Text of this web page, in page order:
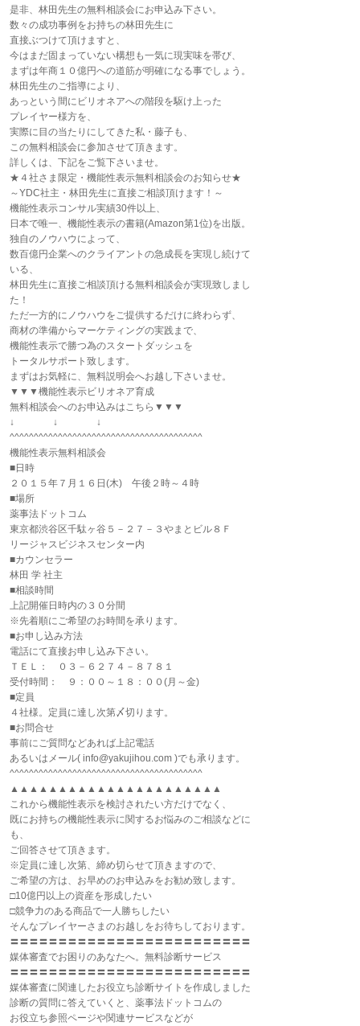
是非、林田先生の無料相談会にお申込み下さい。
数々の成功事例をお持ちの林田先生に
直接ぶつけて頂けますと、
今はまだ固まっていない構想も一気に現実味を帯び、
まずは年商１０億円への道筋が明確になる事でしょう。
林田先生のご指導により、
あっという間にビリオネアへの階段を駆け上った
プレイヤー様方を、
実際に目の当たりにしてきた私・藤子も、
この無料相談会に参加させて頂きます。
詳しくは、下記をご覧下さいませ。
★４社さま限定・機能性表示無料相談会のお知らせ★
～YDC社主・林田先生に直接ご相談頂けます！～
機能性表示コンサル実績30件以上、
日本で唯一、機能性表示の書籍(Amazon第1位)を出版。
独自のノウハウによって、
数百億円企業へのクライアントの急成長を実現し続けて
いる、
林田先生に直接ご相談頂ける無料相談会が実現致しまし
た！
ただ一方的にノウハウをご提供するだけに終わらず、
商材の準備からマーケティングの実践まで、
機能性表示で勝つ為のスタートダッシュを
トータルサポート致します。
まずはお気軽に、無料説明会へお越し下さいませ。
▼▼▼機能性表示ビリオネア育成
無料相談会へのお申込みはこちら▼▼▼
↓ ↓ ↓
^^^^^^^^^^^^^^^^^^^^^^^^^^^^^^^^^^^^^^^^
機能性表示無料相談会
■日時
２０１５年７月１６日(木) 午後２時～４時
■場所
薬事法ドットコム
東京都渋谷区千駄ヶ谷５－２７－３やまとビル８Ｆ
リージャスビジネスセンター内
■カウンセラー
林田 学 社主
■相談時間
上記開催日時内の３０分間
※先着順にご希望のお時間を承ります。
■お申し込み方法
電話にて直接お申し込み下さい。
ＴＥＬ： ０３－６２７４－８７８１
受付時間： ９：００～１８：００(月～金)
■定員
４社様。定員に達し次第〆切ります。
■お問合せ
事前にご質問などあれば上記電話
あるいはメール( info@yakujihou.com )でも承ります。
^^^^^^^^^^^^^^^^^^^^^^^^^^^^^^^^^^^^^^^^
▲▲▲▲▲▲▲▲▲▲▲▲▲▲▲▲▲▲▲▲▲▲
これから機能性表示を検討されたい方だけでなく、
既にお持ちの機能性表示に関するお悩みのご相談などに
も、
ご回答させて頂きます。
※定員に達し次第、締め切らせて頂きますので、
ご希望の方は、お早めのお申込みをお勧め致します。
□10億円以上の資産を形成したい
□競争力のある商品で一人勝ちしたい
そんなプレイヤーさまのお越しをお待ちしております。
〓〓〓〓〓〓〓〓〓〓〓〓〓〓〓〓〓〓〓〓〓〓〓〓〓
媒体審査でお困りのあなたへ。無料診断サービス
〓〓〓〓〓〓〓〓〓〓〓〓〓〓〓〓〓〓〓〓〓〓〓〓〓
媒体審査に関連したお役立ち診断サイトを作成しました
診断の質問に答えていくと、薬事法ドットコムの
お役立ち参照ページや関連サービスなどが